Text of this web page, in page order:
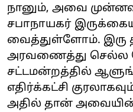
நானும், அவை
சபாநாயகர்
வைத்துள்ளோம். இரு
அரவணைத்து செல்ல
சட்டமன்றத்தில்
எதிர்க்கட்சி
அதில் தான்